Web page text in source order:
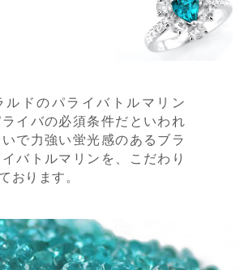
ルドのパライバトルマリン
イバの必須条件だといわれ
で力強い蛍光感のあるブラ
バトルマリンを、こだわり
おります。